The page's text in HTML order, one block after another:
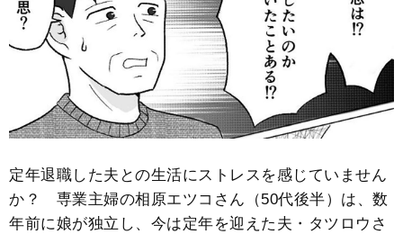
定年退職した夫との生活にストレスを感じていません
か？ 専業主婦の相原エツコさん（50代後半）は、数
年前に娘が独立し、今は定年を迎えた夫・タツロウさ